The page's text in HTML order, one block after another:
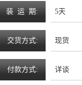
装 运 期 : 5天
交货方式: 现货
付款方式: 详谈